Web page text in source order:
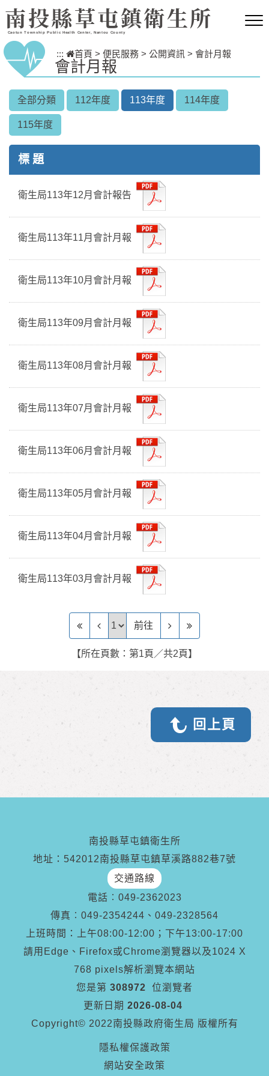
跳到主要內容區塊
南投縣草屯鎮衛生所
Caotun Township Public Health Center, Nantou County
::: 首頁 > 便民服務 > 公開資訊 > 會計月報
會計月報
全部分類 112年度 113年度 114年度
115年度
標 題
衛生局113年12月會計報告
衛生局113年11月會計月報
衛生局113年10月會計月報
衛生局113年09月會計月報
衛生局113年08月會計月報
衛生局113年07月會計月報
衛生局113年06月會計月報
衛生局113年05月會計月報
衛生局113年04月會計月報
衛生局113年03月會計月報
前往頁前往
【所在頁數：第1頁／共2頁】
回上頁
南投縣草屯鎮衛生所
地址：542012南投縣草屯鎮草溪路882巷7號
交通路線
電話︰ 049-2362023
傳真︰ 049-2354244、049-2328564
上班時間：上午08:00-12:00；下午13:00-17:00
請用Edge、Firefox或Chrome瀏覽器以及1024 X
768 pixels解析瀏覽本網站
您是第 308972
位瀏覽者
更新日期 2026-08-04
Copyright© 2022南投縣政府衛生局 版權所有
隱私權保護政策
網站安全政策